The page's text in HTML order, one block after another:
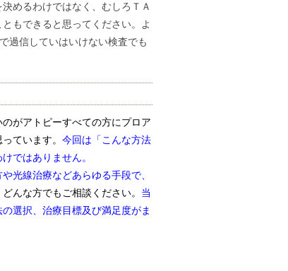
めるわけではなく、むしろＴＡ
もできると思ってください。よ
過信していはいけない検査でも
がアトピーすべての方にプロア
ています。 今回は「こんな方法
ではありません。
光線治療などあらゆる手段で、
んな方でもご相談ください。 当
選択、治療目標及び満足度がま